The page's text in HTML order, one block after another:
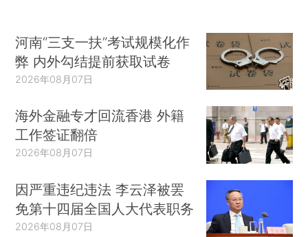
河南“三支一扶”考试规模化作
弊 内外勾结提前获取试卷
2026年08月07日
海外金融专才回流香港 外籍
工作签证翻倍
2026年08月07日
因严重违纪违法 李云泽被罢
免第十四届全国人大代表职务
2026年08月07日